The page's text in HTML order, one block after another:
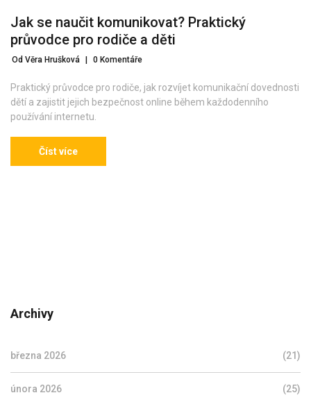
Jak se naučit komunikovat? Praktický
průvodce pro rodiče a děti
Od Věra Hrušková 0 Komentáře
Praktický průvodce pro rodiče, jak rozvíjet komunikační dovednosti
dětí a zajistit jejich bezpečnost online během každodenního
používání internetu.
Číst více
Archivy
března 2026 (21)
února 2026 (25)